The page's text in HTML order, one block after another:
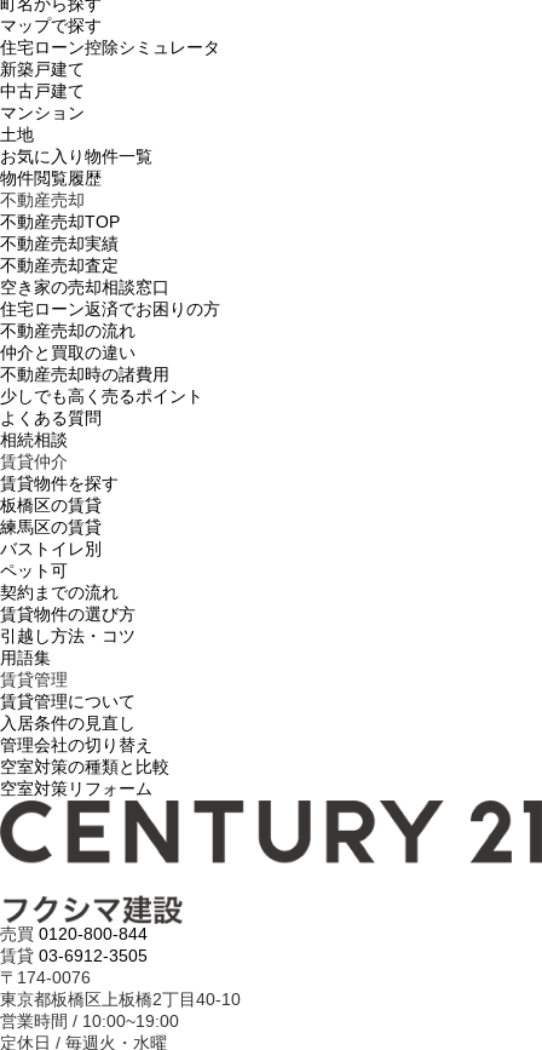
マップで探す
住宅ローン控除シミュレータ
新築戸建て
中古戸建て
マンション
土地
お気に入り物件一覧
物件閲覧履歴
不動産売却
不動産売却TOP
不動産売却実績
不動産売却査定
空き家の売却相談窓口
住宅ローン返済でお困りの方
不動産売却の流れ
仲介と買取の違い
不動産売却時の諸費用
少しでも高く売るポイント
よくある質問
相続相談
賃貸仲介
賃貸物件を探す
板橋区の賃貸
練馬区の賃貸
バストイレ別
ペット可
契約までの流れ
賃貸物件の選び方
引越し方法・コツ
用語集
賃貸管理
賃貸管理について
入居条件の見直し
管理会社の切り替え
空室対策の種類と比較
空室対策リフォーム
売買 0120-800-844
賃貸 03-6912-3505
〒174-0076
東京都板橋区上板橋2丁目40-10
営業時間 / 10:00~19:00
定休日 / 毎週火・水曜